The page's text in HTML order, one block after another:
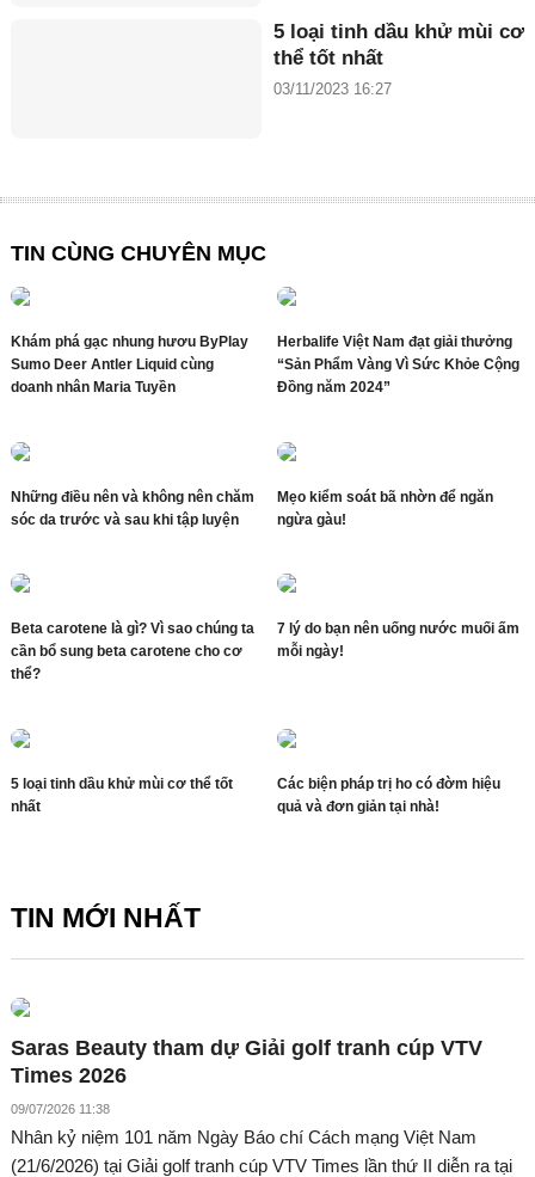
5 loại tinh dầu khử mùi cơ
thể tốt nhất
03/11/2023 16:27
TIN CÙNG CHUYÊN MỤC
Khám phá gạc nhung hươu ByPlay
Sumo Deer Antler Liquid cùng
doanh nhân Maria Tuyền
Herbalife Việt Nam đạt giải thưởng
“Sản Phẩm Vàng Vì Sức Khỏe Cộng
Đồng năm 2024”
Những điều nên và không nên chăm
sóc da trước và sau khi tập luyện
Mẹo kiểm soát bã nhờn để ngăn
ngừa gàu!
Beta carotene là gì? Vì sao chúng ta
cần bổ sung beta carotene cho cơ
thể?
7 lý do bạn nên uống nước muối ấm
mỗi ngày!
5 loại tinh dầu khử mùi cơ thể tốt
nhất
Các biện pháp trị ho có đờm hiệu
quả và đơn giản tại nhà!
TIN MỚI NHẤT
Saras Beauty tham dự Giải golf tranh cúp VTV
Times 2026
09/07/2026 11:38
Nhân kỷ niệm 101 năm Ngày Báo chí Cách mạng Việt Nam
(21/6/2026) tại Giải golf tranh cúp VTV Times lần thứ II diễn ra tại